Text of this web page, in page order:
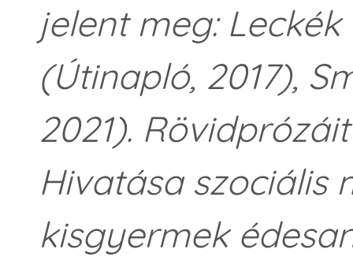
jelent meg:
(Útinapló, 2017),
2021).
Hivatása szociális
kisgyermek